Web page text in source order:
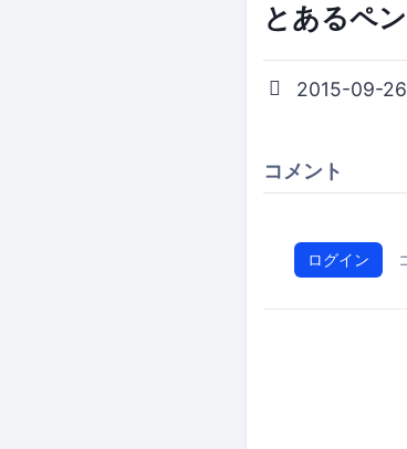
とあるペ
2015-09-
コメント
ログイン